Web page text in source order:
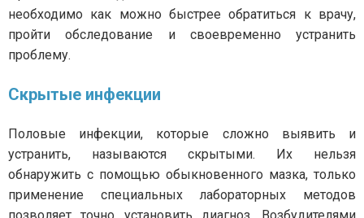
необходимо как можно быстрее обратиться к врачу,
пройти обследование и своевременно устранить
проблему.
Скрытые инфекции
Половые инфекции, которые сложно выявить и
устранить, называются скрытыми. Их нельзя
обнаружить с помощью обыкновенного мазка, только
применение специальных лабораторных методов